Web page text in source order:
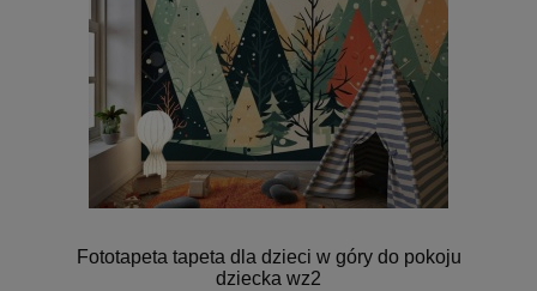
Fototapeta tapeta dla dzieci w góry do pokoju
dziecka wz2